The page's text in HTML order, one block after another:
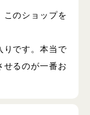
このショップを
りです。本当で
せるのが一番お